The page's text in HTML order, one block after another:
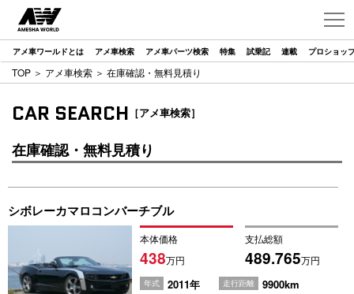
アメ車ワールドとは アメ車検索 アメ車パーツ検索 特集 試乗記 連載 プロショッ
TOP ＞ アメ車検索 ＞ 在庫確認・無料見積り
CAR SEARCH ［アメ車検索］
在庫確認・無料見積り
シボレーカマロコンバーチブル
本体価格
438万円
支払総額
489.765万円
年式 2011年 走行距離
9900km